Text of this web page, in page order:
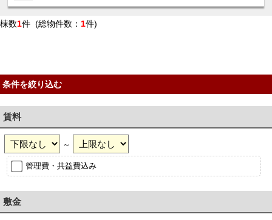
棟数1件 (総物件数： 1件)
条件を絞り込む
賃料
～
管理費・共益費込み
敷金